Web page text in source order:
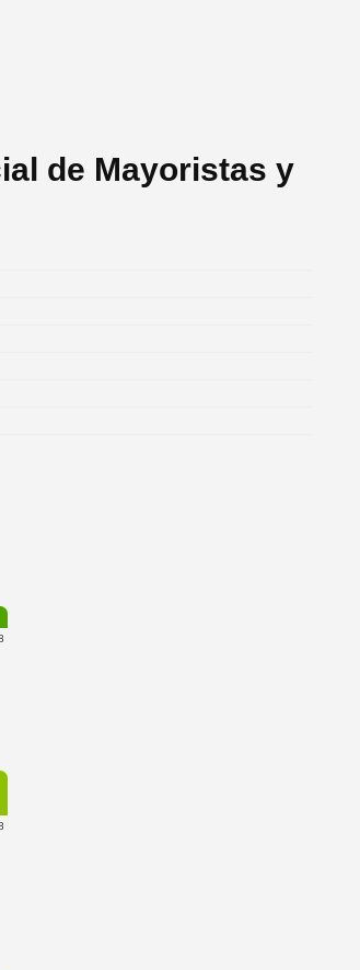
de Mayoristas y